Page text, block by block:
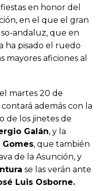
en honor del
en el que el gran
andaluz, que en
ha pisado el ruedo
mayores aficiones al
martes 20 de
además con la
de los jinetes de
Galán, y la
Gomes, que también
de la Asunción, y
se las verán ante
Luis Osborne.